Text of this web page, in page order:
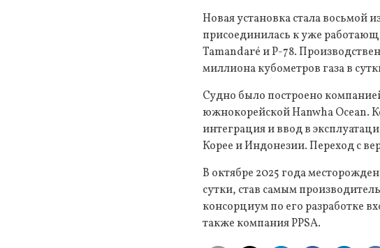
Новая установка стала восьмой
присоединилась к уже
Tamandaré и P-78.
миллиона кубометров газа в
Судно было построено
южнокорейской Hanwha Ocean.
интеграция и ввод в
Корее и Индонезии. Переход с
В октябре 2025 года
сутки, став самым
консорциум по его разработке
также компания PPSA.